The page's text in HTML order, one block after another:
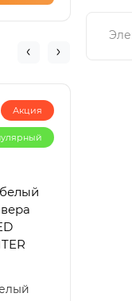
Акция
белый